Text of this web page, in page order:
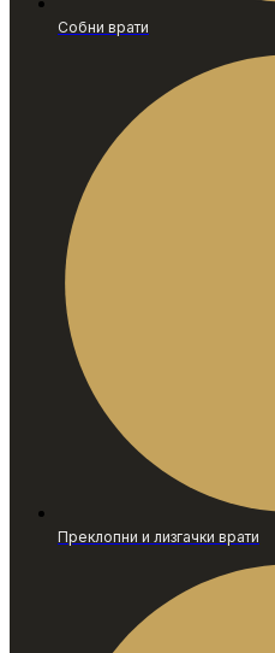
Собни врати
Преклопни и лизгачки врати